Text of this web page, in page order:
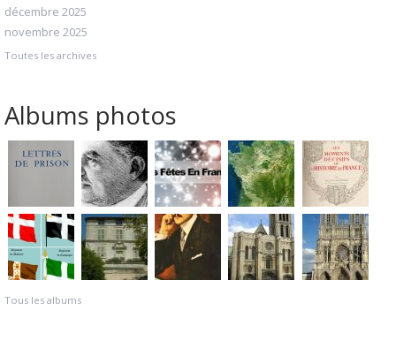
décembre 2025
novembre 2025
Toutes les archives
Albums photos
Tous les albums